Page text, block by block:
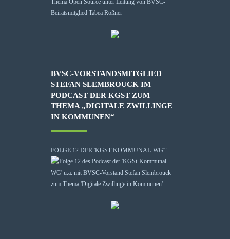
BVSC-VORSTANDSMITGLIED
STEFAN SLEMBROUCK IM
PODCAST DER KGST ZUM
THEMA „DIGITALE ZWILLINGE
IN KOMMUNEN“
FOLGE 12 DER 'KGST-KOMMUNAL-WG'“